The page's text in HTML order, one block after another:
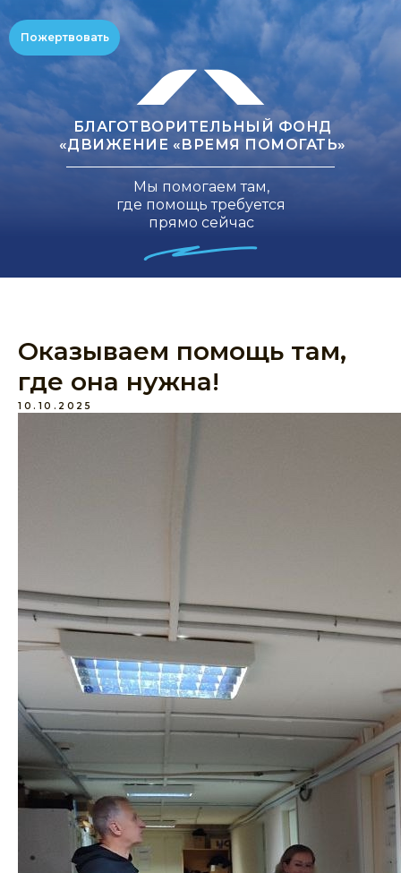
Пожертвовать
БЛАГОТВОРИТЕЛЬНЫЙ ФОНД
«ДВИЖЕНИЕ «ВРЕМЯ ПОМОГАТЬ»
Мы помогаем там,
где помощь требуется
прямо сейчас
Оказываем помощь там,
где она нужна!
10.10.2025